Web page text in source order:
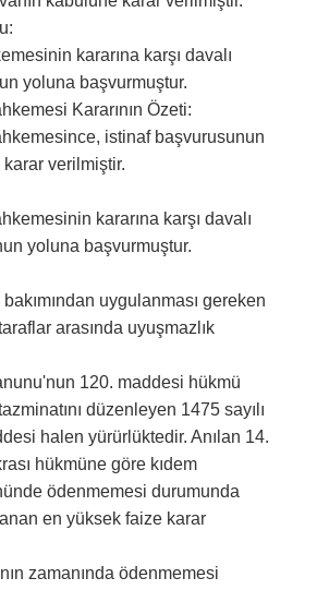
kararına karşı davalı
yoluna başvurmuştur.
Kararının Özeti:
istinaf başvurusunun
verilmiştir.
kararına karşı davalı
yoluna başvurmuştur.
bakımından uygulanması gereken
arasında uyuşmazlık
120. maddesi hükmü
düzenleyen 1475 sayılı
halen yürürlüktedir. Anılan 14.
hükmüne göre kıdem
ödenmemesi durumunda
en yüksek faize karar
zamanında ödenmemesi